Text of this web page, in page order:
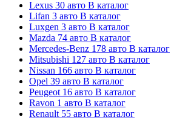
Lexus 30 авто В каталог
Lifan 3 авто В каталог
Luxgen 3 авто В каталог
Mazda 74 авто В каталог
Mercedes-Benz 178 авто В каталог
Mitsubishi 127 авто В каталог
Nissan 166 авто В каталог
Opel 39 авто В каталог
Peugeot 16 авто В каталог
Ravon 1 авто В каталог
Renault 55 авто В каталог